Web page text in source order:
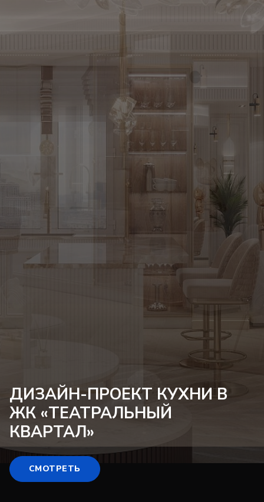
ДИЗАЙН-ПРОЕКТ КУХНИ В
ЖК «ТЕАТРАЛЬНЫЙ
КВАРТАЛ»
СМОТРЕТЬ